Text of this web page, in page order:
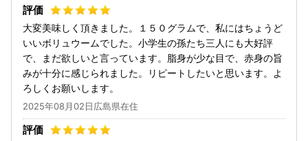
大変美味しく頂きました。１５０グラムで、私にはちょうど
いいボリュウームでした。小学生の孫たち三人にも大好評
で、まだ欲しいと言っています。脂身が少な目で、赤身の旨
みが十分に感じられました。リピートしたいと思います。よ
ろしくお願いします。
2025年08月02日広島県在住